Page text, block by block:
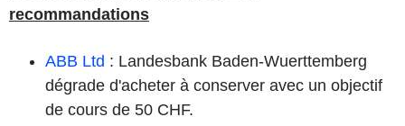
recommandations
ABB Ltd : Landesbank Baden-Wuerttemberg
dégrade d'acheter à conserver avec un objectif
de cours de 50 CHF.